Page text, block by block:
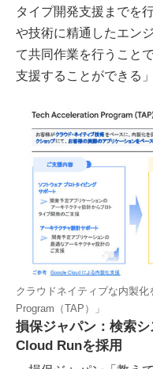
タイプ開発支援までを
や技術に精通したエン
て共同作業を行うこと
支援することができる
クラウドネイティブな内製
Program（TAP）」
損保ジャパン：検索
Cloud Runを採用